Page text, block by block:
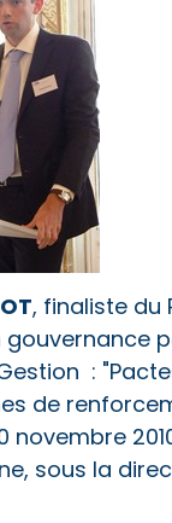
, finaliste du
:
de
novembre
sous la